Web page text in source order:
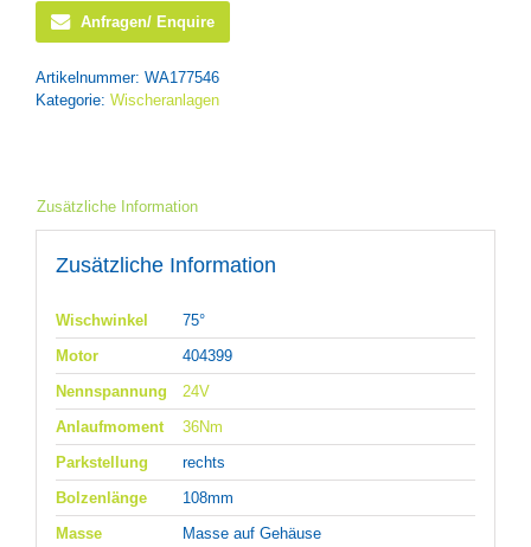
Anfragen/ Enquire
Artikelnummer: WA177546
Kategorie: Wischeranlagen
Zusätzliche Information
Zusätzliche Information
Wischwinkel
75°
Motor
404399
Nennspannung
24V
Anlaufmoment
36Nm
Parkstellung
rechts
Bolzenlänge
108mm
Masse
Masse auf Gehäuse